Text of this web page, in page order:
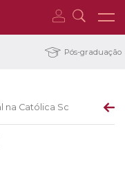
Pós-graduação
na Católica Sc